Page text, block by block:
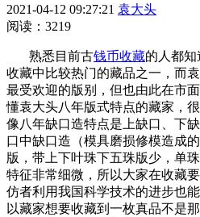
2021-04-12 09:27:21 袁大头
阅读：3219
熟悉目前古钱币收藏的人都知
收藏中比较热门的藏品之一，而
最受欢迎的版别，但也由此在市
懂袁大头八年版式特点的藏家，
像八年缺口造特点是上缺口、下
口中缺口造（模具磨损修模造成
版，带上下叶珠下五珠版少，单
特征非常细微，所以大家在收藏
仿者利用我国科学技术的进步也
以藏家想要收藏到一枚真品不是